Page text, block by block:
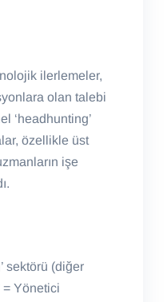
ilerlemeler,
olan talebi
‘headhunting’
özellikle üst
işe
sektörü (diğer
= Yönetici